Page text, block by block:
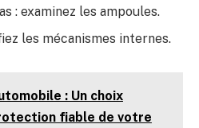
: examinez les ampoules.
les mécanismes internes.
: Un choix
fiable de votre